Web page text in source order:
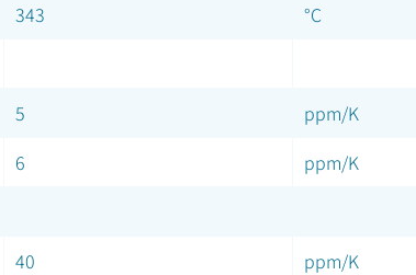
343 °C
5
ppm/K
6
ppm/K
40
ppm/K